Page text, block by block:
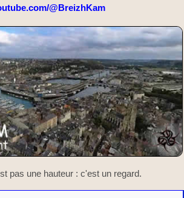
@BreizhKam
pas une hauteur : c'est un regard.